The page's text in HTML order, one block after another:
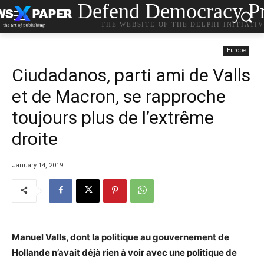
Defend Democracy
THE WEBSITE OF THE DELPHI
Europe
Ciudadanos, parti ami de Valls
et de Macron, se rapproche
toujours plus de l’extrême
droite
January 14, 2019
Manuel Valls, dont la politique au gouvernement de
Hollande n’avait déjà rien à voir avec une politique de